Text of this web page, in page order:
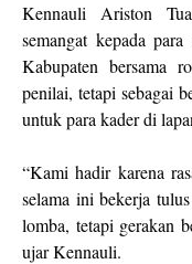
Kennauli Ariston
semangat kepada
Kabupaten bersama
penilai, tetapi sebagai
untuk para kader di
“Kami hadir karena
selama ini bekerja
lomba, tetapi gerakan
ujar Kennauli.